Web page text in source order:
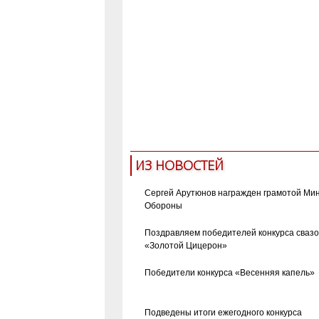
ИЗ НОВОСТЕЙ
Сергей Арутюнов награжден грамотой
Обороны
Поздравляем победителей конкурса
«Золотой Цицерон»
Победители конкурса «Весенняя капель»
Подведены итоги ежегодного конкурса